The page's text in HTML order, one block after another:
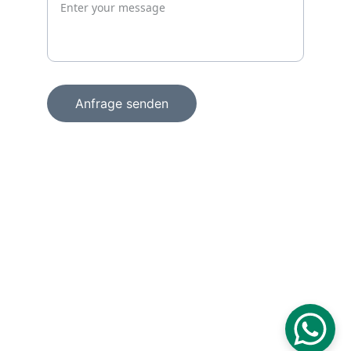
Anfrage senden
WachPro Security GmbH